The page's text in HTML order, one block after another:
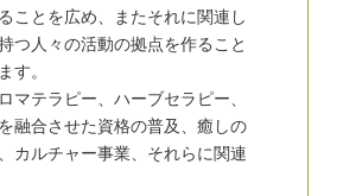
ことを広め、またそれに関連し
つ人々の活動の拠点を作ること
す。
マテラピー、ハーブセラピー、
融合させた資格の普及、癒しの
カルチャー事業、それらに関連